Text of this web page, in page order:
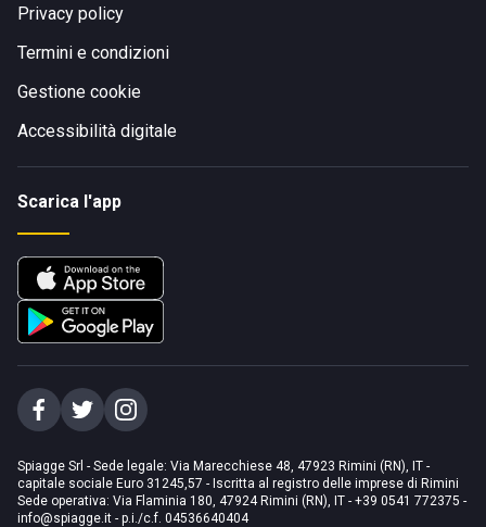
Privacy policy
Termini e condizioni
Gestione cookie
Accessibilità digitale
Scarica l'app
Spiagge Srl - Sede legale: Via Marecchiese 48, 47923 Rimini (RN), IT -
capitale sociale Euro 31245,57 - Iscritta al registro delle imprese di Rimini
Sede operativa: Via Flaminia 180, 47924 Rimini (RN), IT - +39 0541 772375 -
info@spiagge.it - p.i./c.f. 04536640404